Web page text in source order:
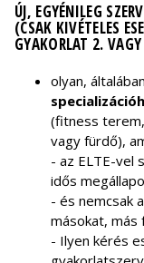
ÚJ, EGYÉNILEG
(CSAK KIVÉTELES
GYAKORLAT 2.
olyan, általában
(fitness
vagy fürdő),
- az ELTE-vel
idős
- és nemcsak
másokat, más
- Ilyen kérés